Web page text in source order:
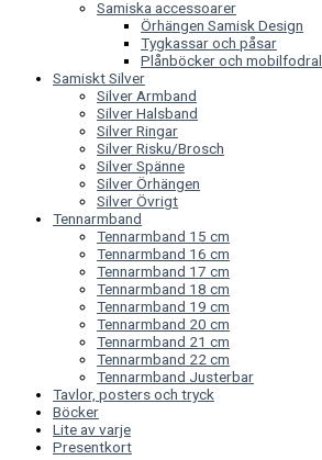
Samiska accessoarer
Örhängen Samisk Design
Tygkassar och påsar
Plånböcker och mobilfodral
Samiskt Silver
Silver Armband
Silver Halsband
Silver Ringar
Silver Risku/Brosch
Silver Spänne
Silver Örhängen
Silver Övrigt
Tennarmband
Tennarmband 15 cm
Tennarmband 16 cm
Tennarmband 17 cm
Tennarmband 18 cm
Tennarmband 19 cm
Tennarmband 20 cm
Tennarmband 21 cm
Tennarmband 22 cm
Tennarmband Justerbar
Tavlor, posters och tryck
Böcker
Lite av varje
Presentkort